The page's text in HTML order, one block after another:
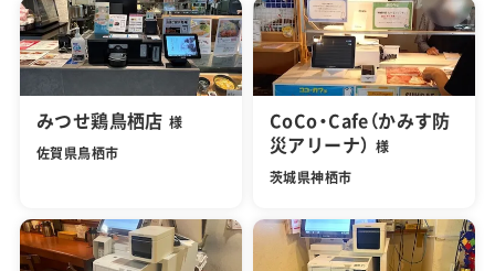
みつせ鶏鳥栖店 様
佐賀県鳥栖市
CoCo・Cafe（かみす防
災アリーナ）
様
茨城県神栖市